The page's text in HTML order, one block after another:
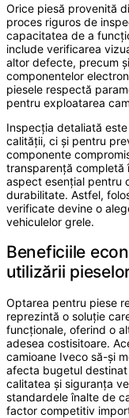
Orice piesă provenită
proces riguros de
capacitatea de a
include verificarea
altor defecte, precum
componentelor
piesele respectă
pentru exploatarea
Inspecția detaliată
calității, ci și pentru
componente
transparență completă
aspect esențial pentru
durabilitate. Astfel,
verificate devine o
vehiculelor grele.
Beneficiile
utilizării
Optarea pentru piese
reprezintă o soluție
funcționale, oferind o
adesea costisitoare.
camioane Iveco să-și
afecta bugetul
calitatea și siguranța
standardele înalte de
factor competitiv